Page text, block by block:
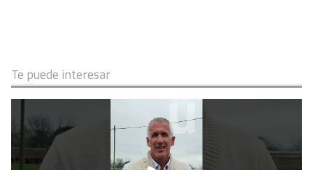
Te puede interesar